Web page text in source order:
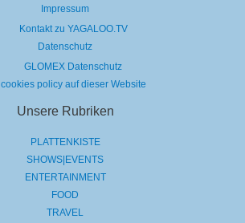
Impressum
Kontakt zu YAGALOO.TV
Datenschutz
GLOMEX Datenschutz
cookies policy auf dieser Website
Unsere Rubriken
PLATTENKISTE
SHOWS|EVENTS
ENTERTAINMENT
FOOD
TRAVEL